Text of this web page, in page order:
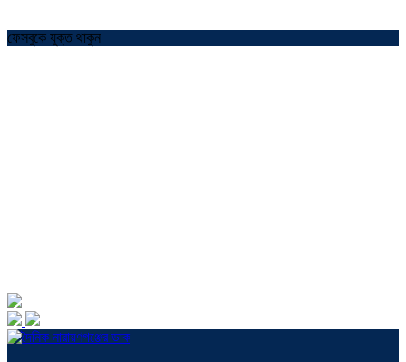
ফেসবুকে যুক্ত থাকুন